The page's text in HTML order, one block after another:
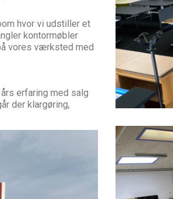
hvor vi udstiller et
kontormøbler
vores værksted med
erfaring med salg
der klargøring,